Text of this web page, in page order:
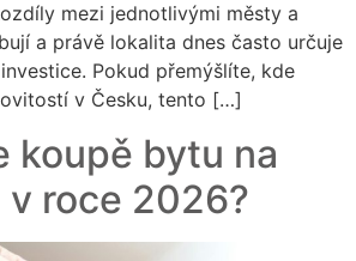
mezi jednotlivými městy a
a právě lokalita dnes často určuje
Pokud přemýšlíte, kde
v Česku, tento […]
koupě bytu na
v roce 2026?